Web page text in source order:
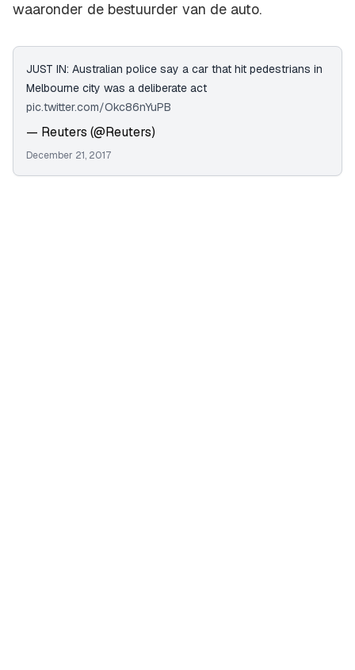
waaronder de bestuurder van de auto.
JUST IN: Australian police say a car that hit pedestrians in
Melbourne city was a deliberate act
pic.twitter.com/Okc86nYuPB
— Reuters (@Reuters)
December 21, 2017